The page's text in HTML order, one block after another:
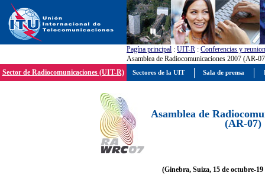
Pagína principal : UIT-R : Conferencias y
Asamblea de Radiocomunicaciones 2007 (AR-
Sector de Radiocomunicaciones (UIT-R)
Asamblea de
(AR-07)
(Ginebra, Suiza, 15 de octubre-19
Sectores de la UIT Sala de prensa